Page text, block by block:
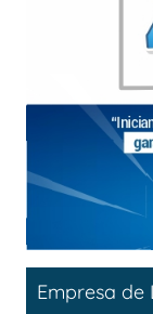
Empresa de